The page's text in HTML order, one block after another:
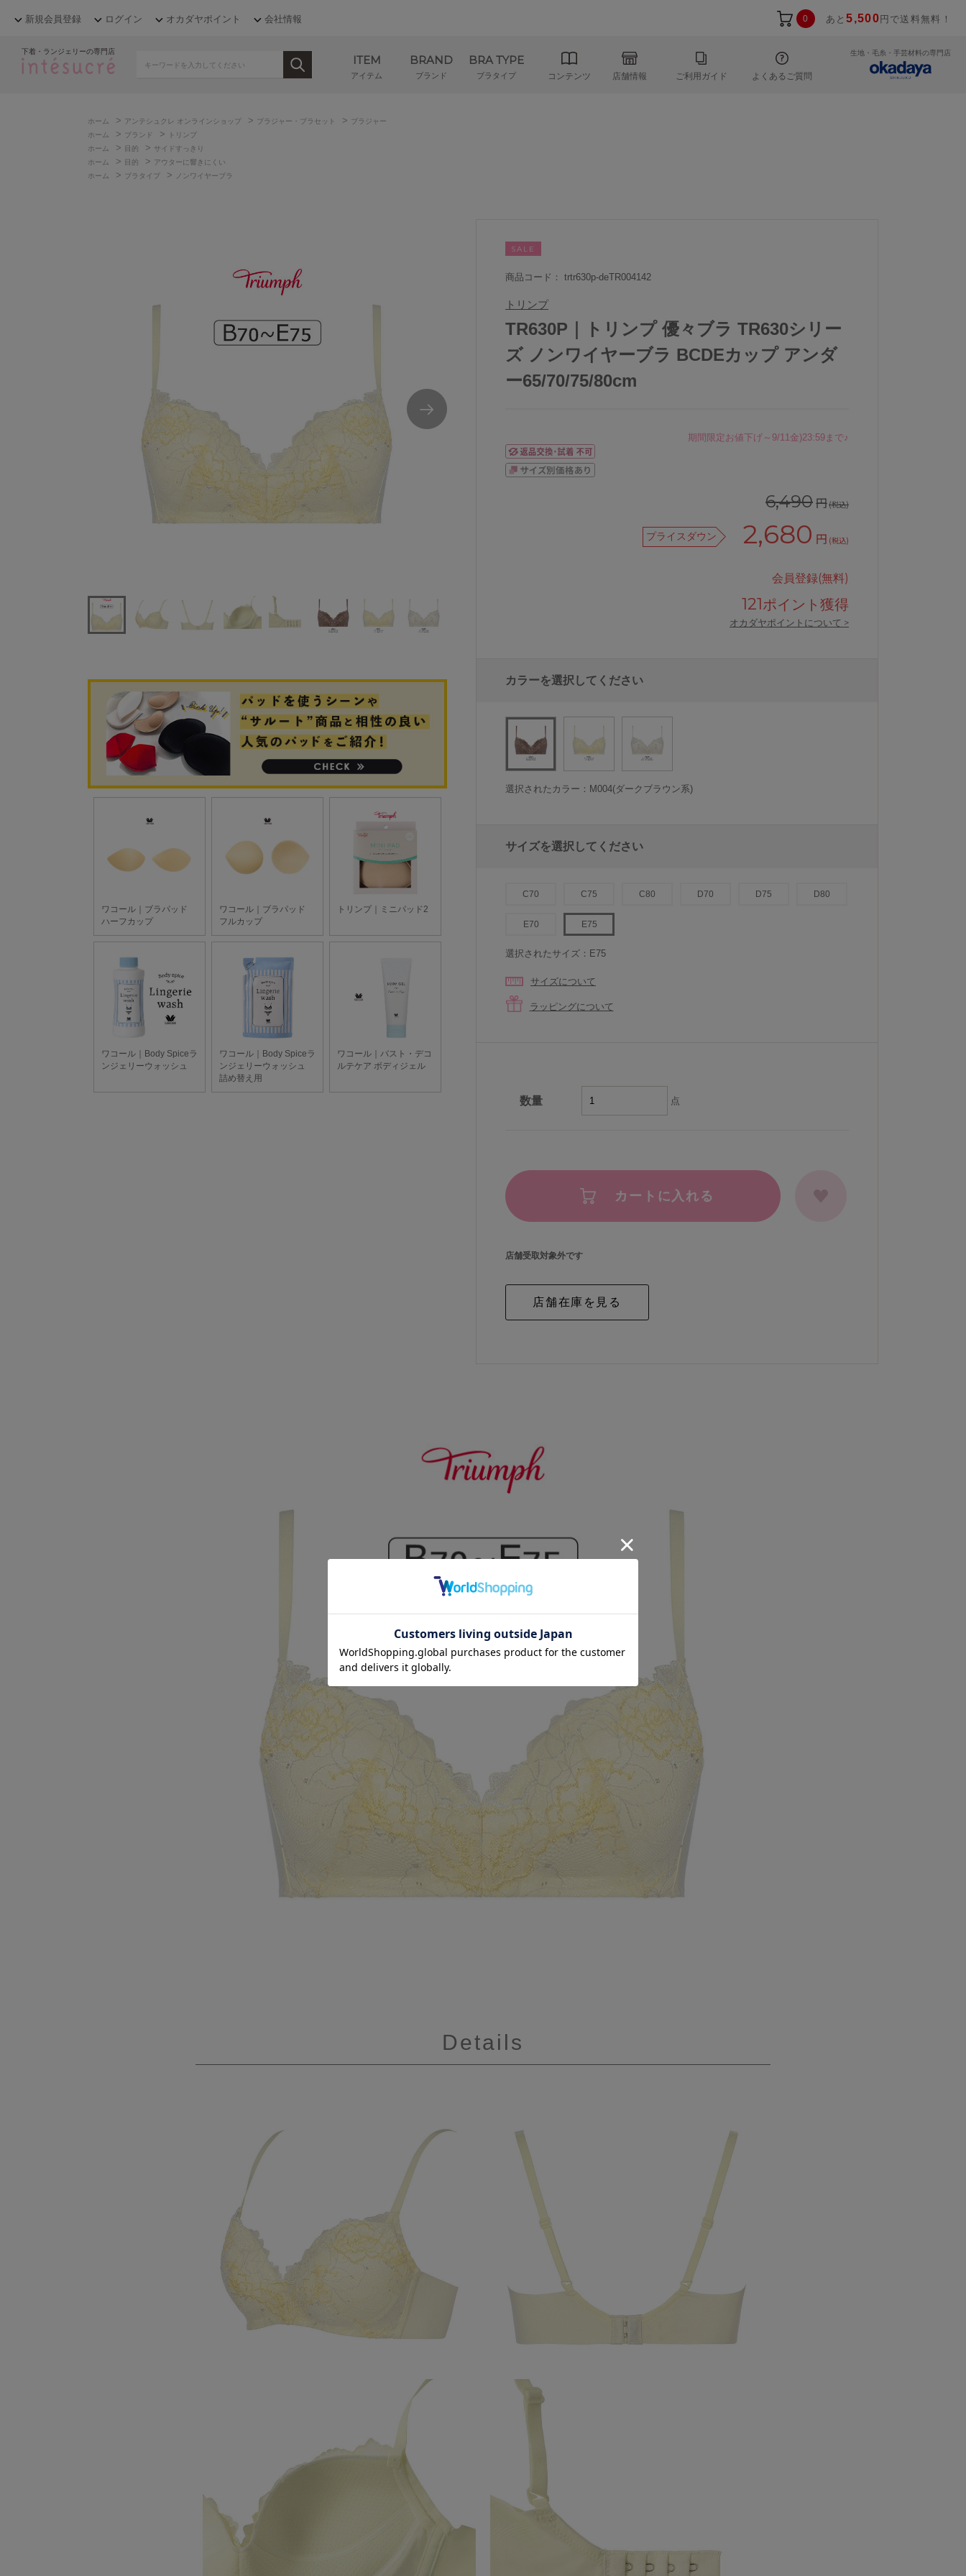
新規会員登録 ログイン オカダヤポイント 会社情報 0 あと5,500 円で送料無料！
下着・ランジェリーの専門店
ITEM
アイテム
BRAND
ブランド
BRA TYPE
ブラタイプ コンテンツ 店舗情報 ご利用ガイド よくあるご質問
生地・毛糸・手芸材料の専門店
ホーム > アンテシュクレ オンラインショップ > ブラジャー・ブラセット > ブラジャー
ホーム
> ブランド >
トリンプ
ホーム
> 目的 > サイドすっきり
ホーム
> 目的 > アウターに響きにくい
ホーム
> ブラタイプ > ノンワイヤーブラ
SALE
商品コード： trtr630p-deTR004142
トリンプ
TR630P｜トリンプ 優々ブラ TR630シリー
ズ ノンワイヤーブラ BCDEカップ アンダ
ー65/70/75/80cm
期間限定お値下げ～9/11金)23:59まで♪
6,490円(税込)
プライスダウン 2,680 円 (税込)
会員登録(無料)
121ポイント獲得
オカダヤポイントについて >
カラーを選択してください
選択されたカラー：M004(ダークブラウン系)
サイズを選択してください
C70 C75 C80 D70 D75 D80
E70 E75
選択されたサイズ：E75
サイズについて
ラッピングについて
数量 点
カートに入れる
店舗受取対象外です
Details